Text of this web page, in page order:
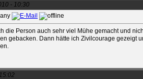
- 10:30
die Person auch sehr viel Mühe gemacht und
gebacken. Dann hätte ich Zivilcourage gezeigt